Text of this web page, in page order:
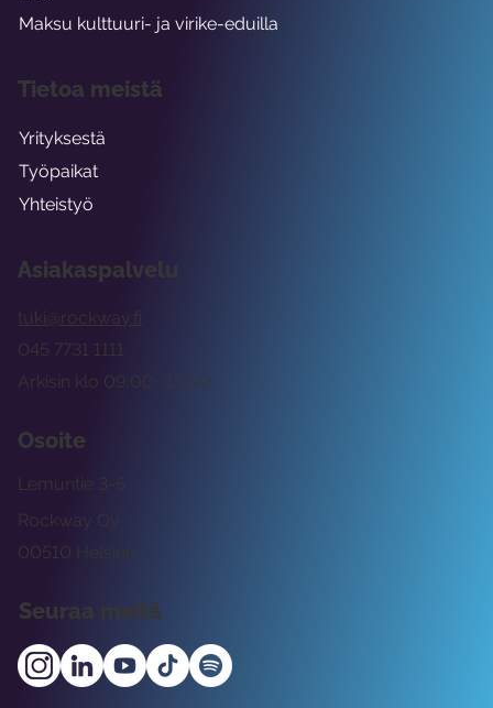
Asiakaspalvelu
tuki@rockway.fi
Arkisin klo 09:00 -15:00
045 7731 1111
Osoite
Rockway Oy
Lemuntie 3-5
00510 Helsinki
Seuraa meitä
Maksu kulttuuri- ja virike-eduilla
Tietoa meistä
Yrityksestä
Työpaikat
Yhteistyö